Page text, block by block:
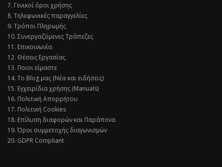
7. Γενικοί όροι χρήσης
8. Τηλεφωνικές παραγγελίες
9. Τρόποι Πληρωμής
10. Συνεργαζόμενες Τράπεζες
11. Επικοινωνία
12. Θέσεις Εργασίας
13. Ποιοι είμαστε
14. Το Blog μας (Νέα και ειδήσεις)
15. Εγχειρίδια χρήσης (Manuals)
16. Πολιτική Απορρήτου
17. Πολιτική Cookies
18. Επίλυση διαφορών και Παράπονα
19. Όροι συμμετοχής διαγωνισμών
20. GDPR Compliant